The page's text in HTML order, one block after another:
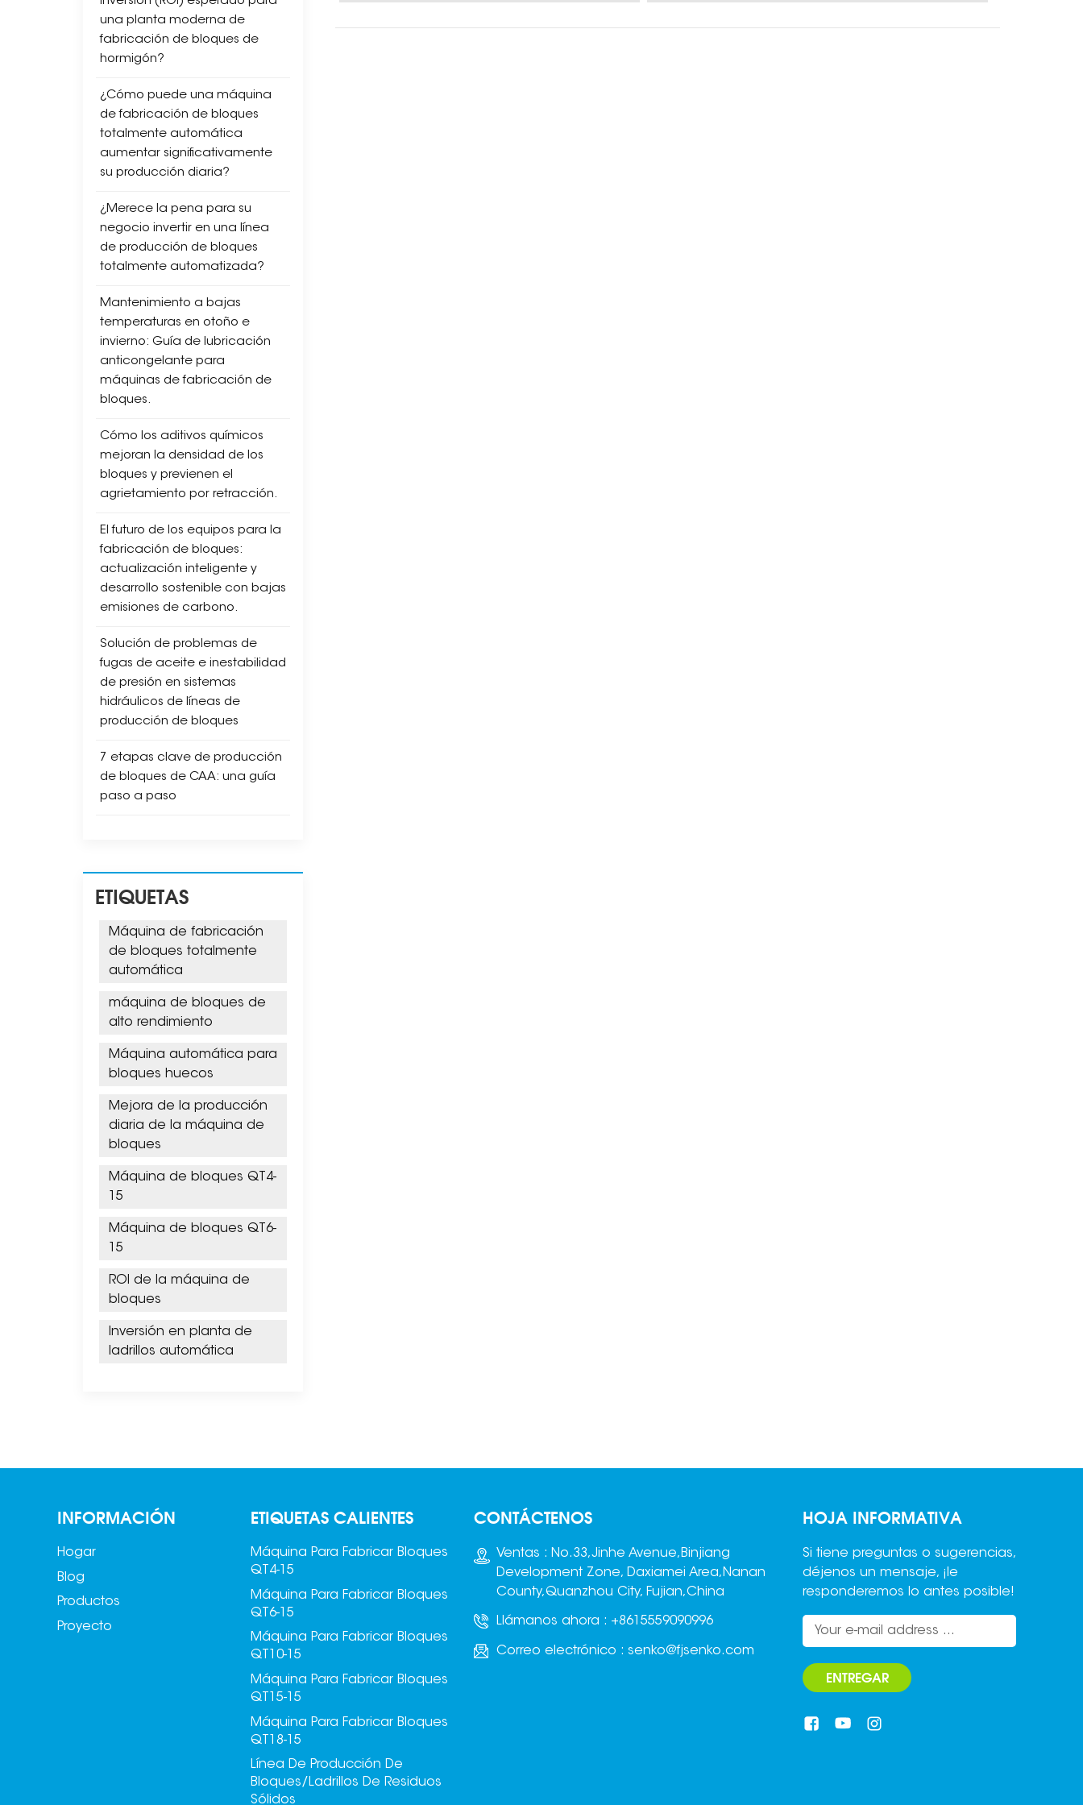
una planta moderna de
fabricación de bloques de
hormigón?
¿Cómo puede una máquina
de fabricación de bloques
totalmente automática
aumentar significativamente
su producción diaria?
¿Merece la pena para su
negocio invertir en una línea
de producción de bloques
totalmente automatizada?
Mantenimiento a bajas
temperaturas en otoño e
invierno: Guía de lubricación
anticongelante para
máquinas de fabricación de
bloques.
Cómo los aditivos químicos
mejoran la densidad de los
bloques y previenen el
agrietamiento por retracción.
El futuro de los equipos para la
fabricación de bloques:
actualización inteligente y
desarrollo sostenible con bajas
emisiones de carbono.
Solución de problemas de
fugas de aceite e inestabilidad
de presión en sistemas
hidráulicos de líneas de
producción de bloques
7 etapas clave de producción
de bloques de CAA: una guía
paso a paso
ETIQUETAS
Máquina de fabricación
de bloques totalmente
automática
máquina de bloques de
alto rendimiento
Máquina automática para
bloques huecos
Mejora de la producción
diaria de la máquina de
bloques
Máquina de bloques QT4-
15
Máquina de bloques QT6-
15
ROI de la máquina de
bloques
Inversión en planta de
ladrillos automática
INFORMACIÓN
Hogar
Blog
Productos
Proyecto
ETIQUETAS CALIENTES
Máquina Para Fabricar Bloques
QT4-15
Máquina Para Fabricar Bloques
QT6-15
Máquina Para Fabricar Bloques
QT10-15
Máquina Para Fabricar Bloques
QT15-15
Máquina Para Fabricar Bloques
QT18-15
Línea De Producción De
Bloques/ladrillos De Residuos
Sólidos
CONTÁCTENOS
Ventas : No.33,Jinhe Avenue,Binjiang
Development Zone, Daxiamei Area,Nanan
County,Quanzhou City, Fujian,China
Llámanos ahora : +8615559090996
Correo electrónico : senko@fjsenko.com
HOJA INFORMATIVA
Si tiene preguntas o sugerencias,
déjenos un mensaje, ¡le
responderemos lo antes posible!
ENTREGAR